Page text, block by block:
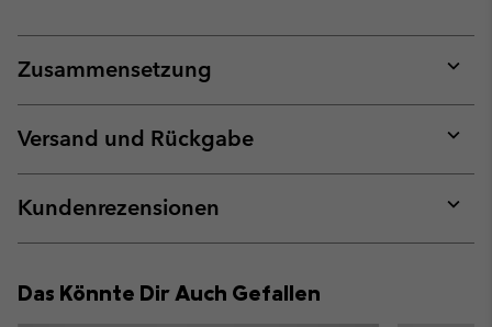
Zusammensetzung
or
Versand und Rückgabe
or
Kundenrezensionen
or
Das Könnte Dir Auch Gefallen